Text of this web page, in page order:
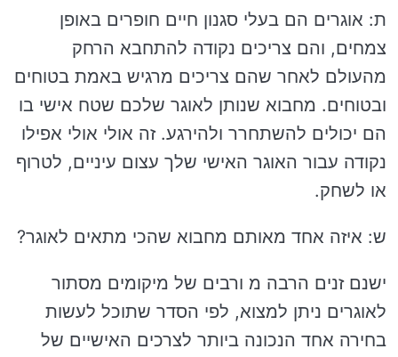
ת: אוגרים הם בעלי סגנון חיים חופרים באופן
צמחים, והם צריכים נקודה להתחבא הרחק
מהעולם לאחר שהם צריכים מרגיש באמת בטוחים
ובטוחים. מחבוא שנותן לאוגר שלכם שטח אישי בו
הם יכולים להשתחרר ולהירגע. זה אולי אולי אפילו
נקודה עבור האוגר האישי שלך עצום עיניים, לטרוף
או לשחק.
ש: איזה אחד מאותם מחבוא שהכי מתאים לאוגר?
ישנם זנים הרבה מ ורבים של מיקומים מסתור
לאוגרים ניתן למצוא, לפי הסדר שתוכל לעשות
בחירה אחד הנכונה ביותר לצרכים האישיים של